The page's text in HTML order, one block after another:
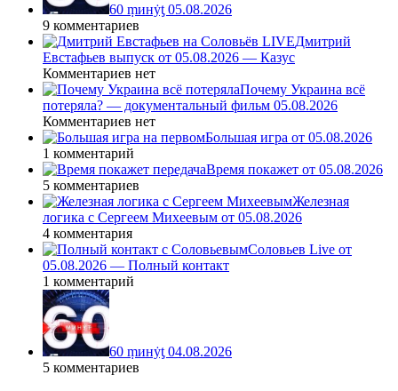
60 ṃинẏƫ 05.08.2026
9 комментариев
Дмитрий
Евстафьев выпуск от 05.08.2026 — Казус
Комментариев нет
Почему Украина всё
потеряла? — документальный фильм 05.08.2026
Комментариев нет
Большая игра от 05.08.2026
1 комментарий
Время покажет от 05.08.2026
5 комментариев
Железная
логика с Сергеем Михеевым от 05.08.2026
4 комментария
Соловьев Live от
05.08.2026 — Полный контакт
1 комментарий
60 ṃинẏƫ 04.08.2026
5 комментариев